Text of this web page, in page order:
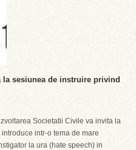
la sesiunea de instruire privind
Societatii Civile va invita la
intr-o tema de mare
la ura (hate speech) in